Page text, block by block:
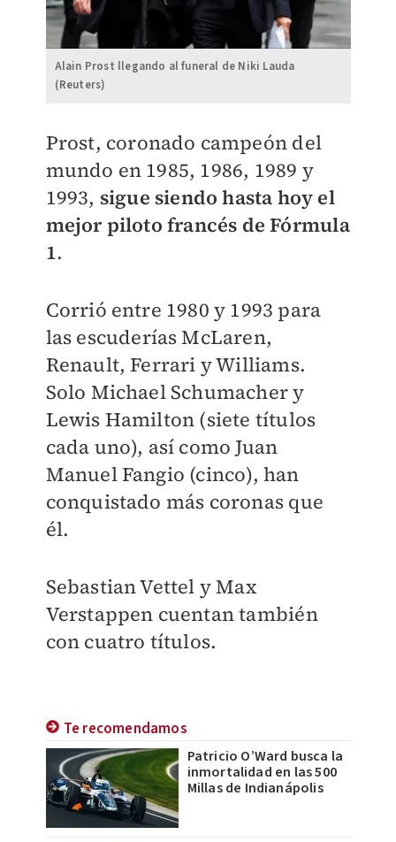
Alain Prost llegando al funeral de Niki Lauda
(Reuters)
Prost, coronado campeón del
mundo en 1985, 1986, 1989 y
1993, sigue siendo hasta hoy el
mejor piloto francés de Fórmula
1.
Corrió entre 1980 y 1993 para
las escuderías McLaren,
Renault, Ferrari y Williams.
Solo Michael Schumacher y
Lewis Hamilton (siete títulos
cada uno), así como Juan
Manuel Fangio (cinco), han
conquistado más coronas que
él.
Sebastian Vettel y Max
Verstappen cuentan también
con cuatro títulos.
Te recomendamos
Patricio O’Ward busca la
inmortalidad en las 500
Millas de Indianápolis